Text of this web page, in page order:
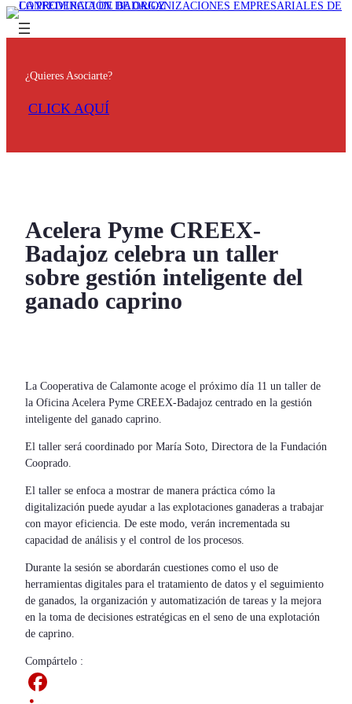
¿Quieres Asociarte?
CLICK AQUÍ
Acelera Pyme CREEX-
Badajoz celebra un taller
sobre gestión inteligente del
ganado caprino
La Cooperativa de Calamonte acoge el próximo día 11 un taller de
la Oficina Acelera Pyme CREEX-Badajoz centrado en la gestión
inteligente del ganado caprino.
El taller será coordinado por María Soto, Directora de la Fundación
Cooprado.
El taller se enfoca a mostrar de manera práctica cómo la
digitalización puede ayudar a las explotaciones ganaderas a trabajar
con mayor eficiencia. De este modo, verán incrementada su
capacidad de análisis y el control de los procesos.
Durante la sesión se abordarán cuestiones como el uso de
herramientas digitales para el tratamiento de datos y el seguimiento
de ganados, la organización y automatización de tareas y la mejora
en la toma de decisiones estratégicas en el seno de una explotación
de caprino.
Compártelo :